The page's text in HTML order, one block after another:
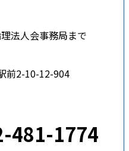
法人会事務局まで
前2-10-12-904
481-1774